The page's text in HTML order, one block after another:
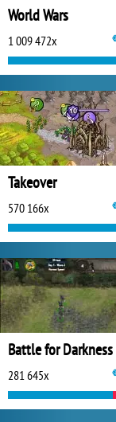
World Wars
1 009 472x
Takeover
570 166x
Battle for Darkness
281 645x